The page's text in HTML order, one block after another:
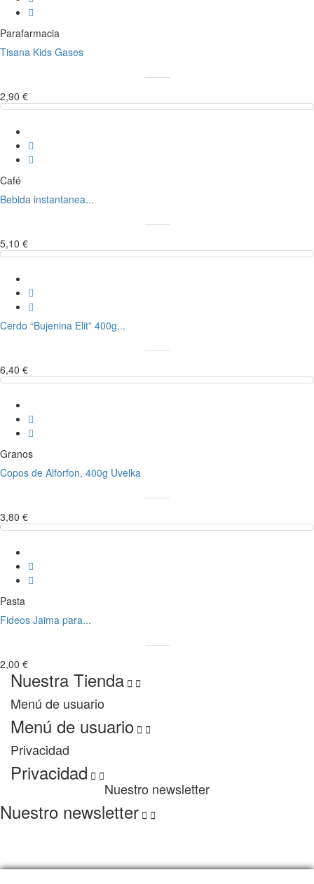
Parafarmacia
Tisana Kids Gases
2,90 €
Café
Bebida instantanea...
5,10 €
Cerdo “Bujenina Elit” 400g...
6,40 €
Granos
Copos de Alforfon, 400g Uvelka
3,80 €
Pasta
Fideos Jaima para...
2,00 €
Nuestra Tienda  
Menú de usuario
Menú de usuario  
Privacidad
Privacidad  
Nuestro newsletter
Nuestro newsletter  